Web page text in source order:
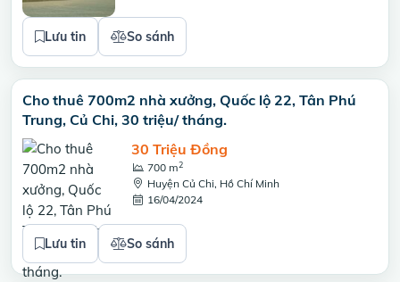
Lưu tin So sánh
Cho thuê 700m2 nhà xưởng, Quốc lộ 22, Tân Phú
Trung, Củ Chi, 30 triệu/ tháng.
30 Triệu Đồng
700 m2
Huyện Củ Chi, Hồ Chí Minh
16/04/2024
Lưu tin So sánh